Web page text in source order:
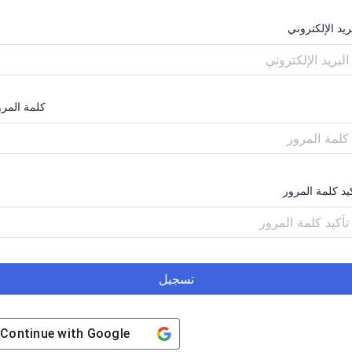
الإلكتروني
كلمة
كلمة المرور
تسجيل
Continue with Google